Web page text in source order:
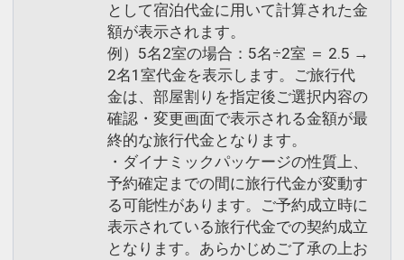
として宿泊代金に用いて計算された金
額が表示されます。
例）5名2室の場合：5名÷2室 ＝ 2.5 →
2名1室代金を表示します。ご旅行代
金は、部屋割りを指定後ご選択内容の
確認・変更画面で表示される金額が最
終的な旅行代金となります。
・ダイナミックパッケージの性質上、
予約確定までの間に旅行代金が変動す
る可能性があります。ご予約成立時に
表示されている旅行代金での契約成立
となります。あらかじめご了承の上お